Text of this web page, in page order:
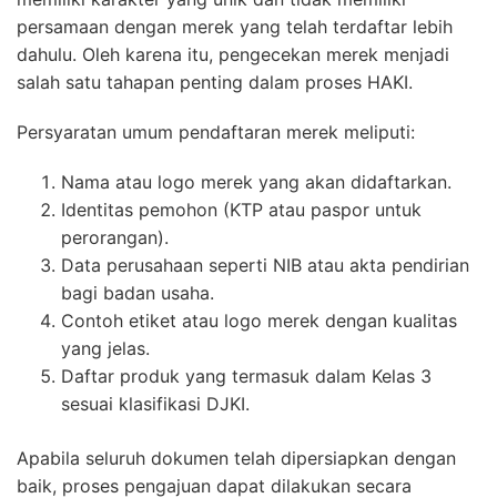
persamaan dengan merek yang telah terdaftar lebih
dahulu. Oleh karena itu, pengecekan merek menjadi
salah satu tahapan penting dalam proses HAKI.
Persyaratan umum pendaftaran merek meliputi:
Nama atau logo merek yang akan didaftarkan.
Identitas pemohon (KTP atau paspor untuk
perorangan).
Data perusahaan seperti NIB atau akta pendirian
bagi badan usaha.
Contoh etiket atau logo merek dengan kualitas
yang jelas.
Daftar produk yang termasuk dalam Kelas 3
sesuai klasifikasi DJKI.
Apabila seluruh dokumen telah dipersiapkan dengan
baik, proses pengajuan dapat dilakukan secara